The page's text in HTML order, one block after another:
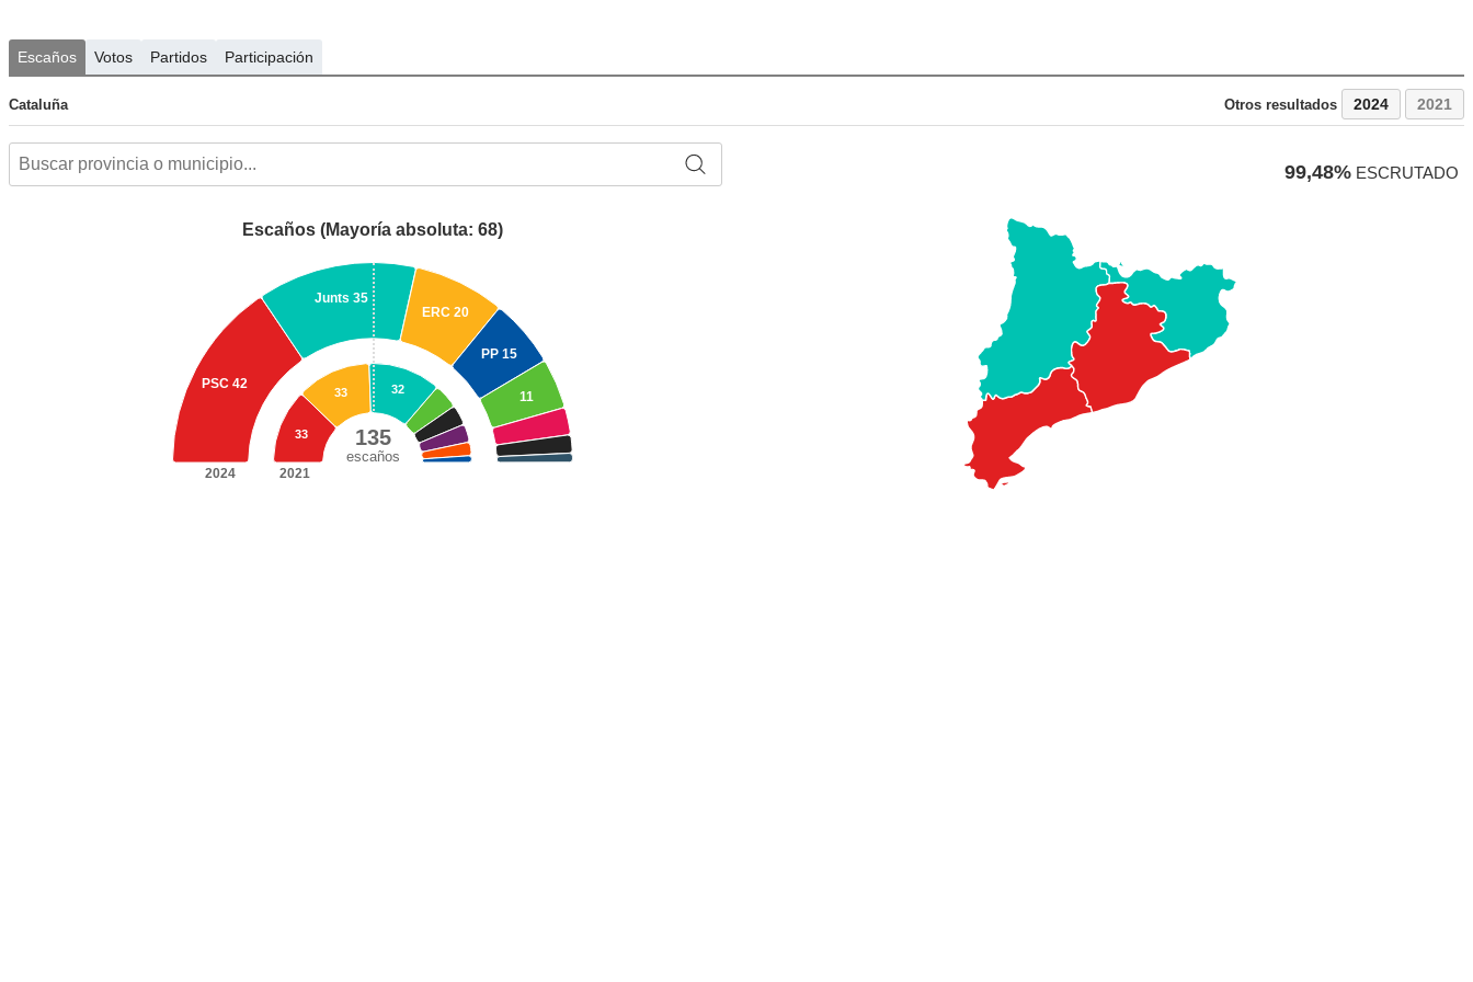
Escaños Votos Partidos Participación
Cataluña Otros resultados 2024 2021
99,48% ESCRUTADO
Escaños (Mayoría absoluta: 68)
135
escaños
PSC 42
Junts 35
ERC 20
PP 15
11
33
33 32
2024 2021